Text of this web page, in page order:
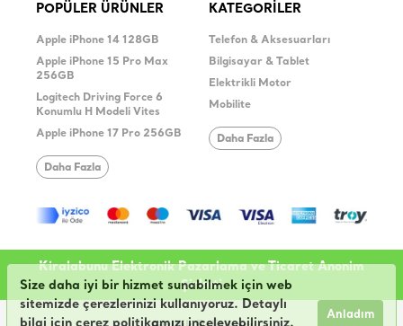
Size daha iyi bir hizmet sunabilmek için web
sitemizde çerezlerinizi kullanıyoruz. Detaylı
Anladım
POPÜLER ÜRÜNLER
Apple iPhone 14 128GB
Apple iPhone 15 Pro Max
256GB
Logitech Driving Force 6
Konumlu H Modeli Vites
Apple iPhone 17 Pro 256GB
Daha Fazla
KATEGORİLER
Telefon & Aksesuarları
Bilgisayar & Tablet
Elektrikli Motor
Mobilite
Daha Fazla
Kiralabunu Elektronik Pazarlama ve Ticaret Anonim
Şirketi